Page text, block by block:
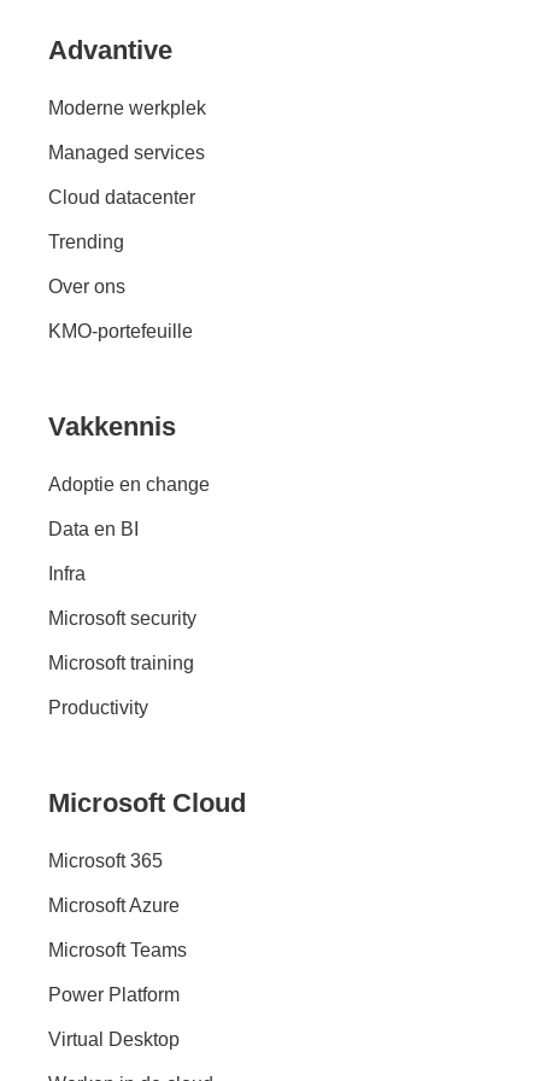
Advantive
Moderne werkplek
Managed services
Cloud datacenter
Trending
Over ons
KMO-portefeuille
Vakkennis
Adoptie en change
Data en BI
Infra
Microsoft security
Microsoft training
Productivity
Microsoft Cloud
Microsoft 365
Microsoft Azure
Microsoft Teams
Power Platform
Virtual Desktop